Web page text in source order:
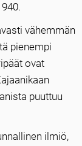
vähemmän
pienempi
ovat
puuttuu
ilmiö,